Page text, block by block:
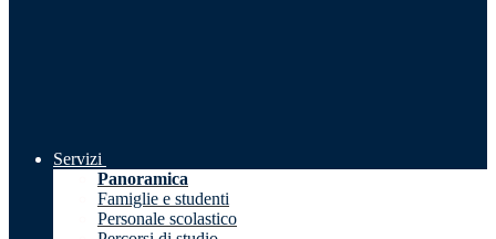
Servizi
Panoramica
Famiglie e studenti
Personale scolastico